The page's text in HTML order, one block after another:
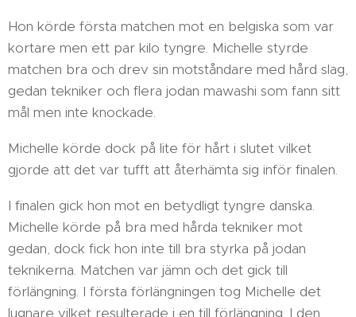
Hon körde första matchen mot en belgiska som var
kortare men ett par kilo tyngre. Michelle styrde
matchen bra och drev sin motståndare med hård slag,
gedan tekniker och flera jodan mawashi som fann sitt
mål men inte knockade.
Michelle körde dock på lite för hårt i slutet vilket
gjorde att det var tufft att återhämta sig inför finalen.
I finalen gick hon mot en betydligt tyngre danska.
Michelle körde på bra med hårda tekniker mot
gedan, dock fick hon inte till bra styrka på jodan
teknikerna. Matchen var jämn och det gick till
förlängning. I första förlängningen tog Michelle det
lugnare vilket resulterade i en till förlängning. I den